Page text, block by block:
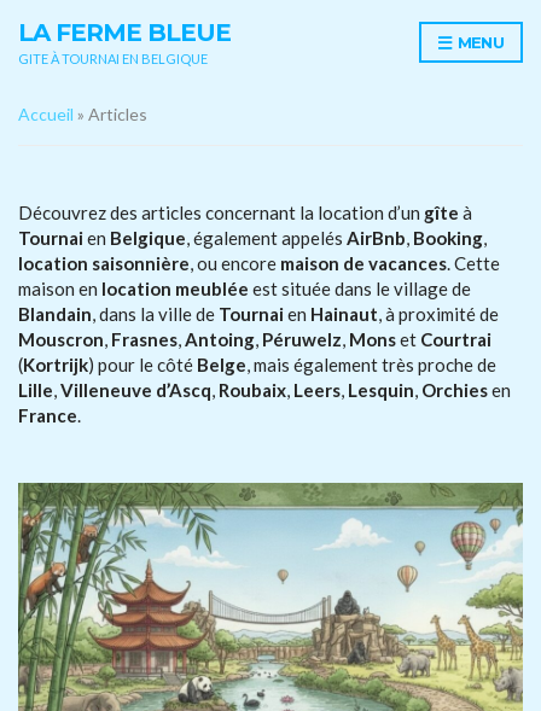
LA FERME BLEUE
GITE À TOURNAI EN BELGIQUE
MENU
Accueil » Articles
Découvrez des articles concernant la location d’un gîte à
Tournaien Belgique, également appelés AirBnb, Booking,
location saisonnière, ou encore maison de vacances. Cette
maison en location meublée est située dans le village de
Blandain, dans la ville de Tournaien Hainaut, à proximité de
Mouscron, Frasnes,Antoing, Péruwelz, Monset Courtrai
(Kortrijk) pour le côté Belge, mais également très proche de
Lille,Villeneuve d’Ascq, Roubaix, Leers, Lesquin, Orchiesen
France.